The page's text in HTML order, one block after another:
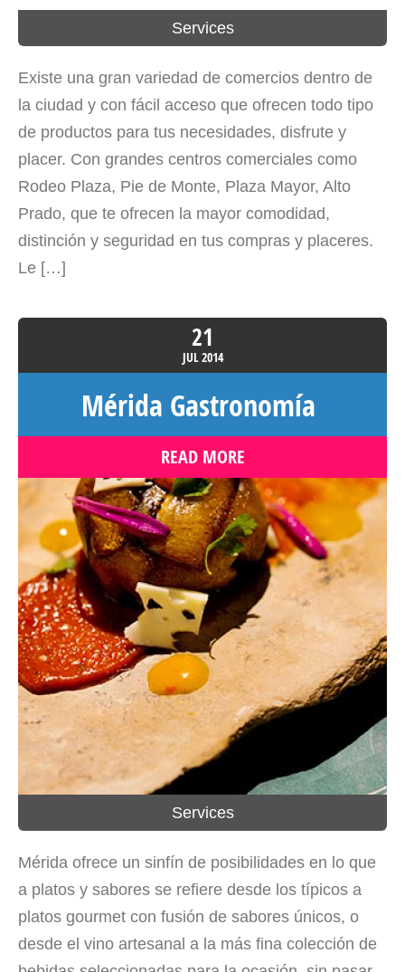
Services
Existe una gran variedad de comercios dentro de
la ciudad y con fácil acceso que ofrecen todo tipo
de productos para tus necesidades, disfrute y
placer. Con grandes centros comerciales como
Rodeo Plaza, Pie de Monte, Plaza Mayor, Alto
Prado, que te ofrecen la mayor comodidad,
distinción y seguridad en tus compras y placeres.
Le […]
21
JUL2014
Mérida Gastronomía
READ MORE
Services
Mérida ofrece un sinfín de posibilidades en lo que
a platos y sabores se refiere desde los típicos a
platos gourmet con fusión de sabores únicos, o
desde el vino artesanal a la más fina colección de